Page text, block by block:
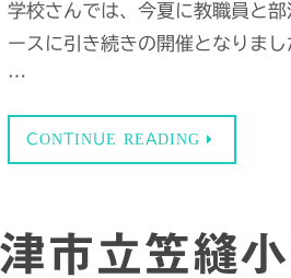
学校さんでは、今夏に教職員と
ースに引き続きの開催となりま
…
CONTINUE READING
市立笠縫